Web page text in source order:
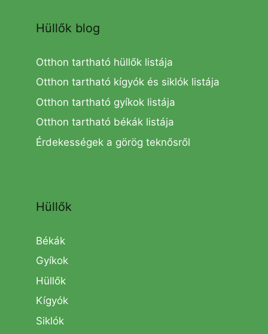
Hüllők blog
Otthon tartható hüllők listája
Otthon tartható kígyók és siklók listája
Otthon tartható gyíkok listája
Otthon tartható békák listája
Érdekességek a görög teknősről
Hüllők
Békák
Gyíkok
Hüllők
Kígyók
Siklók